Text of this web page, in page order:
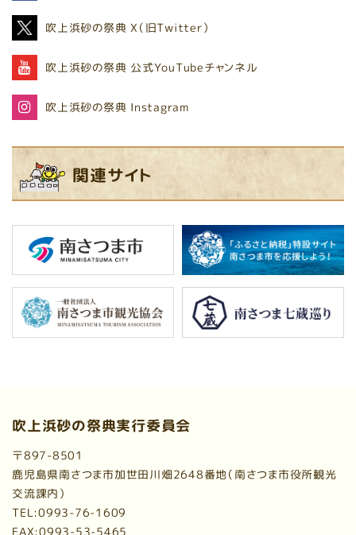
吹上浜砂の祭典 X（旧Twitter）
吹上浜砂の祭典 公式YouTubeチャンネル
吹上浜砂の祭典 Instagram
関連サイト
吹上浜砂の祭典実行委員会
〒897-8501
鹿児島県南さつま市加世田川畑2648番地（南さつま市役所観光
交流課内）
TEL:0993-76-1609
FAX:0993-53-5465